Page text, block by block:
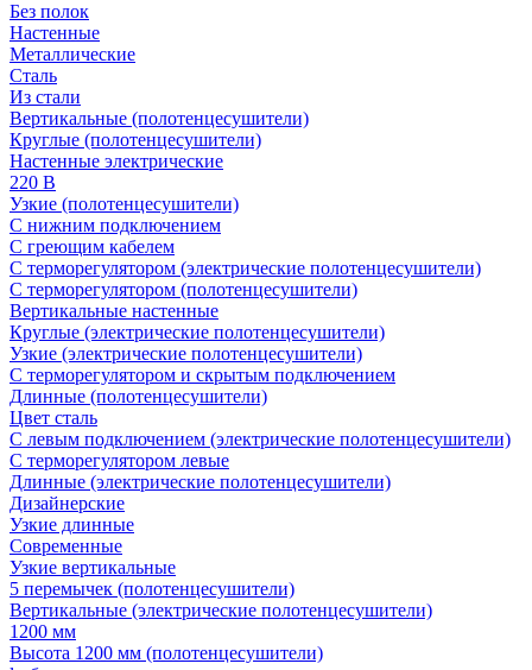
Без полок
Настенные
Металлические
Сталь
Из стали
Вертикальные (полотенцесушители)
Круглые (полотенцесушители)
Настенные электрические
220 В
Узкие (полотенцесушители)
С нижним подключением
С греющим кабелем
С терморегулятором (электрические полотенцесушители)
С терморегулятором (полотенцесушители)
Вертикальные настенные
Круглые (электрические полотенцесушители)
Узкие (электрические полотенцесушители)
С терморегулятором и скрытым подключением
Длинные (полотенцесушители)
Цвет сталь
С левым подключением (электрические полотенцесушители)
С терморегулятором левые
Длинные (электрические полотенцесушители)
Дизайнерские
Узкие длинные
Современные
Узкие вертикальные
5 перемычек (полотенцесушители)
Вертикальные (электрические полотенцесушители)
1200 мм
Высота 1200 мм (полотенцесушители)